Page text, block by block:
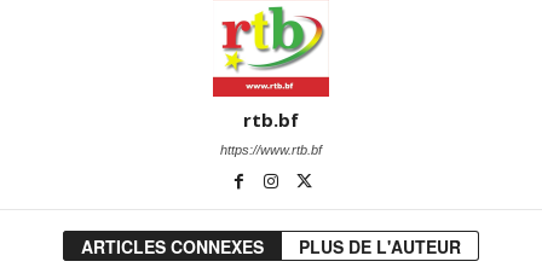
rtb.bf
https://www.rtb.bf
ARTICLES CONNEXES PLUS DE L'AUTEUR